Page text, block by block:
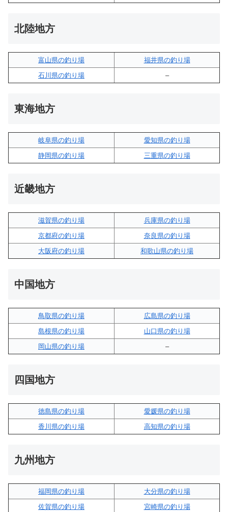
北陸地方
富山県の釣り場
福井県の釣り場
石川県の釣り場
–
東海地方
岐阜県の釣り場
愛知県の釣り場
静岡県の釣り場
三重県の釣り場
近畿地方
滋賀県の釣り場
兵庫県の釣り場
京都府の釣り場
奈良県の釣り場
大阪府の釣り場
和歌山県の釣り場
中国地方
鳥取県の釣り場
広島県の釣り場
島根県の釣り場
山口県の釣り場
岡山県の釣り場
–
四国地方
徳島県の釣り場
愛媛県の釣り場
香川県の釣り場
高知県の釣り場
九州地方
福岡県の釣り場
大分県の釣り場
佐賀県の釣り場
宮崎県の釣り場